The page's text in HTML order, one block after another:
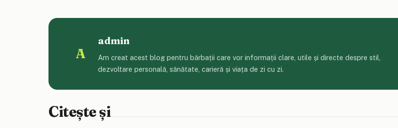
A
admin
Am creat acest blog pentru bărbații care vor informații clare, utile și directe despre stil,
dezvoltare personală, sănătate, carieră și viața de zi cu zi.
Citește și